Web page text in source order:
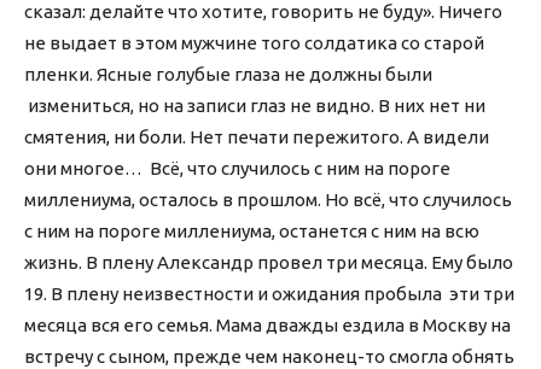
сказал: делайте что хотите, говорить не буду». Ничего
не выдает в этом мужчине того солдатика со старой
пленки. Ясные голубые глаза не должны были
измениться, но на записи глаз не видно. В них нет ни
смятения, ни боли. Нет печати пережитого. А видели
они многое… Всё, что случилось с ним на пороге
миллениума, осталось в прошлом. Но всё, что случилось
с ним на пороге миллениума, останется с ним на всю
жизнь. В плену Александр провел три месяца. Ему было
19. В плену неизвестности и ожидания пробыла эти три
месяца вся его семья. Мама дважды ездила в Москву на
встречу с сыном, прежде чем наконец-то смогла обнять